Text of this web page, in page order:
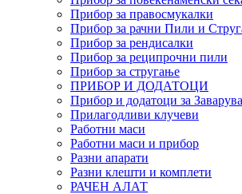
Прибор за правосмукалки
Прибор за рачни Пили и
Прибор за рендисалки
Прибор за реципрочни пили
Прибор за стругање
ПРИБОР И ДОДАТОЦИ
Прибор и додатоци за
Прилагодливи клучеви
Работни маси
Работни маси и прибор
Разни апарати
Разни клешти и комплети
РАЧЕН АЛАТ